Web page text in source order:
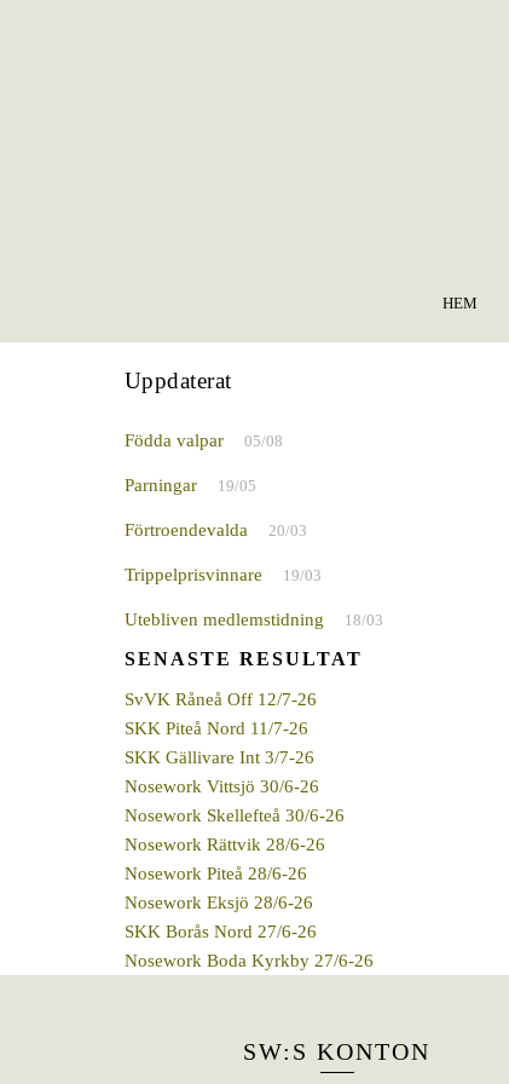
HEM
Uppdaterat
Födda valpar 05/08
Parningar 19/05
Förtroendevalda 20/03
Trippelprisvinnare 19/03
Utebliven medlemstidning 18/03
SENASTE RESULTAT
SvVK Råneå Off 12/7-26
SKK Piteå Nord 11/7-26
SKK Gällivare Int 3/7-26
Nosework Vittsjö 30/6-26
Nosework Skellefteå 30/6-26
Nosework Rättvik 28/6-26
Nosework Piteå 28/6-26
Nosework Eksjö 28/6-26
SKK Borås Nord 27/6-26
Nosework Boda Kyrkby 27/6-26
SW:S KONTON